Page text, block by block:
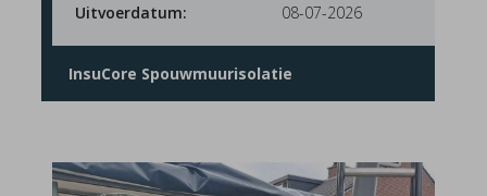
Uitvoerdatum:
08-07-2026
InsuCore Spouwmuurisolatie